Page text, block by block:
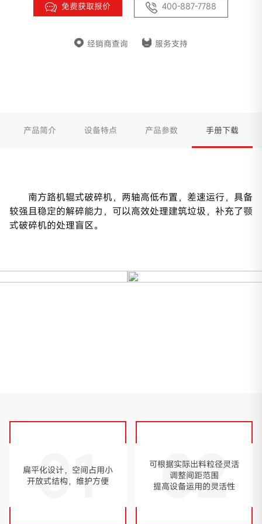
免费获取报价 400-887-7788
经销商查询 服务支持
产品简介 设备特点 产品参数 手册下载
南方路机辊式破碎机，两轴高低布置，差速运行，具备
较强且稳定的解碎能力，可以高效处理建筑垃圾，补充了颚
式破碎机的处理盲区。
01
扁平化设计，空间占用小
开放式结构，维护方便
02
可根据实际出料粒径灵活
调整间距范围
提高设备运用的灵活性